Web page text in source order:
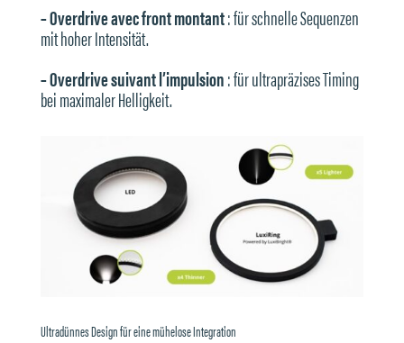
– Overdrive avec front montant: für schnelle Sequenzen
mit hoher Intensität.
– Overdrive suivant l’impulsion: für ultrapräzises Timing
bei maximaler Helligkeit.
Ultradünnes Design für eine mühelose Integration